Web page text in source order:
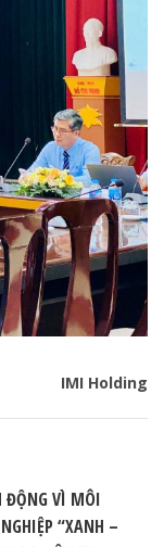
IMI Holding
ĐỘNG VÌ MÔI
“XANH –